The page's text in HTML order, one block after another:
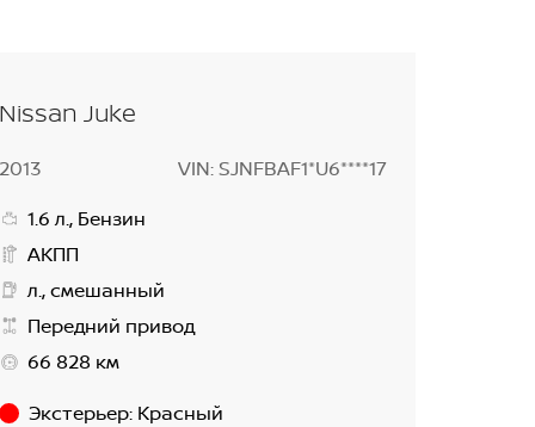
Nissan Juke
2013
VIN: SJNFBAF1*U6****17
1.6 л., Бензин
АКПП
л., смешанный
Передний привод
66 828 км
Экстерьер: Красный